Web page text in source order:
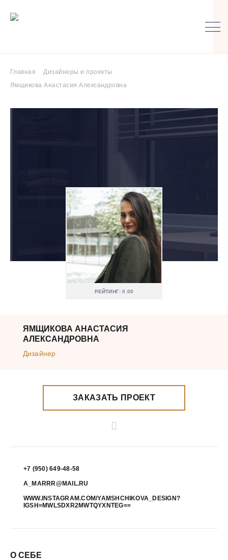
Главная
Дизайнеры и проекты
Ямщикова Анастасия Александровна
РЕЙТИНГ: 0.00
ЯМЩИКОВА АНАСТАСИЯ
АЛЕКСАНДРОВНА
Дизайнер
ЗАКАЗАТЬ ПРОЕКТ
+7 (950) 649-48-58
A_MARRR@MAIL.RU
WWW.INSTAGRAM.COM/YAMSHCHIKOVA_DESIGN?
IGSH=MWLSDXR2MWTQYXNTEG==
О СЕБЕ